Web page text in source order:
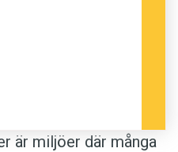
är miljöer där många